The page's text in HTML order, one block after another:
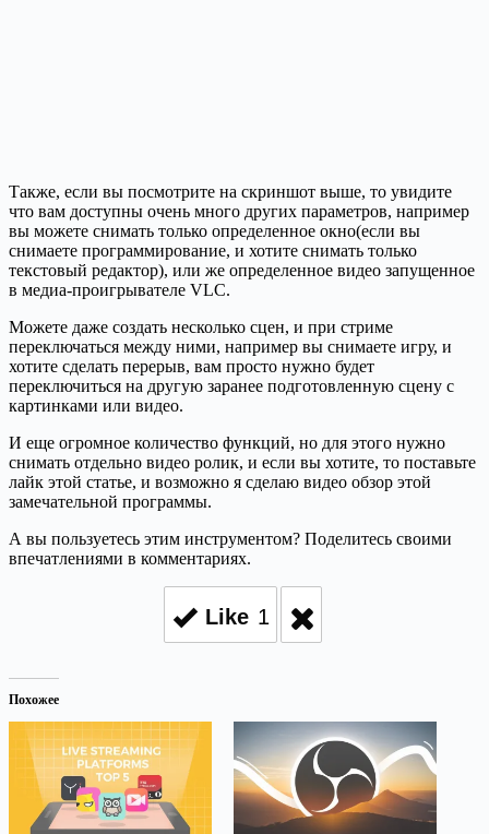
Также, если вы посмотрите на скриншот выше, то увидите
что вам доступны очень много других параметров, например
вы можете снимать только определенное окно(если вы
снимаете программирование, и хотите снимать только
текстовый редактор), или же определенное видео запущенное
в медиа-проигрывателе VLC.
Можете даже создать несколько сцен, и при стриме
переключаться между ними, например вы снимаете игру, и
хотите сделать перерыв, вам просто нужно будет
переключиться на другую заранее подготовленную сцену с
картинками или видео.
И еще огромное количество функций, но для этого нужно
снимать отдельно видео ролик, и если вы хотите, то поставьте
лайк этой статье, и возможно я сделаю видео обзор этой
замечательной программы.
А вы пользуетесь этим инструментом? Поделитесь своими
впечатлениями в комментариях.
Like 1
Похожее